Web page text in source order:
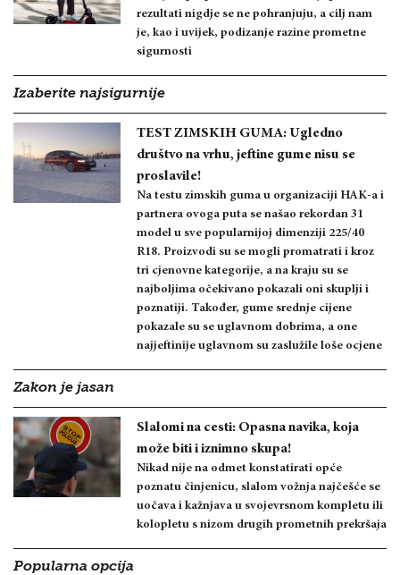
rezultati nigdje se ne pohranjuju, a cilj nam
je, kao i uvijek, podizanje razine prometne
sigurnosti
Izaberite najsigurnije
TEST ZIMSKIH GUMA: Ugledno
društvo na vrhu, jeftine gume nisu se
proslavile!
Na testu zimskih guma u organizaciji HAK-a i
partnera ovoga puta se našao rekordan 31
model u sve popularnijoj dimenziji 225/40
R18. Proizvodi su se mogli promatrati i kroz
tri cjenovne kategorije, a na kraju su se
najboljima očekivano pokazali oni skuplji i
poznatiji. Također, gume srednje cijene
pokazale su se uglavnom dobrima, a one
najjeftinije uglavnom su zaslužile loše ocjene
Zakon je jasan
Slalomi na cesti: Opasna navika, koja
može biti i iznimno skupa!
Nikad nije na odmet konstatirati opće
poznatu činjenicu, slalom vožnja najčešće se
uočava i kažnjava u svojevrsnom kompletu ili
kolopletu s nizom drugih prometnih prekršaja
Popularna opcija